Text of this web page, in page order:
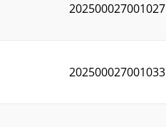
202500027001027
202500027001033